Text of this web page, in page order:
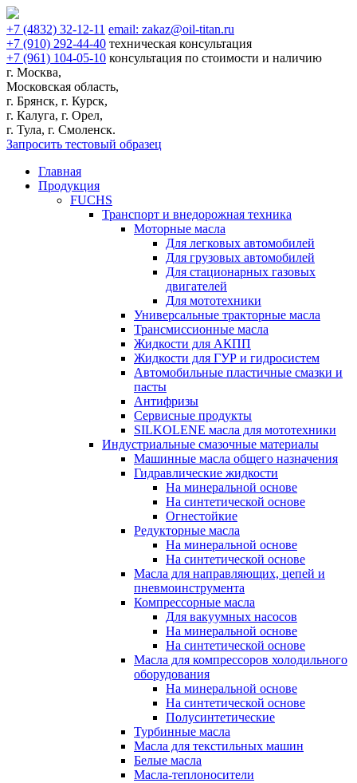
+7 (4832) 32-12-11 email: zakaz@oil-titan.ru
+7 (910) 292-44-40 техническая консультация
+7 (961) 104-05-10 консультация по стоимости и наличию
г. Москва,
Московская область,
г. Брянск, г. Курск,
г. Калуга, г. Орел,
г. Тула, г. Смоленск.
Запросить тестовый образец
Главная
Продукция
FUCHS
Транспорт и внедорожная техника
Моторные масла
Для легковых автомобилей
Для грузовых автомобилей
Для стационарных газовых
двигателей
Для мототехники
Универсальные тракторные масла
Трансмиссионные масла
Жидкости для АКПП
Жидкости для ГУР и гидросистем
Автомобильные пластичные смазки и
пасты
Антифризы
Сервисные продукты
SILKOLENE масла для мототехники
Индустриальные смазочные материалы
Машинные масла общего назначения
Гидравлические жидкости
На минеральной основе
На синтетической основе
Огнестойкие
Редукторные масла
На минеральной основе
На синтетической основе
Масла для направляющих, цепей и
пневмоинструмента
Компрессорные масла
Для вакуумных насосов
На минеральной основе
На синтетической основе
Масла для компрессоров холодильного
оборудования
На минеральной основе
На синтетической основе
Полусинтетические
Турбинные масла
Масла для текстильных машин
Белые масла
Масла-теплоносители